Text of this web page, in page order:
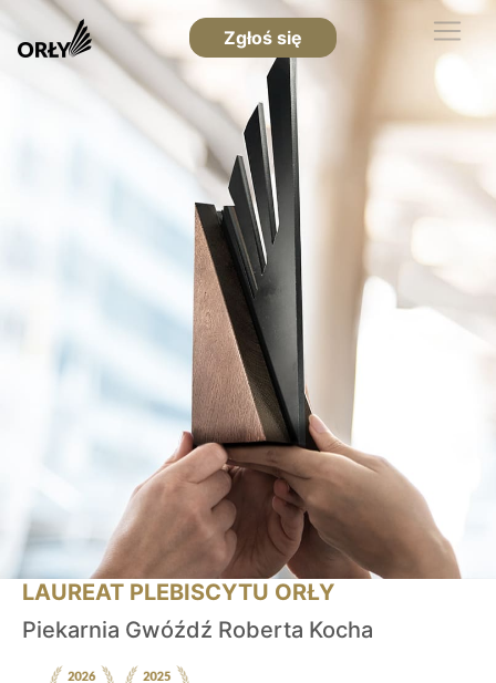
Zgłoś się
LAUREAT PLEBISCYTU ORŁY
Piekarnia Gwóźdź Roberta Kocha